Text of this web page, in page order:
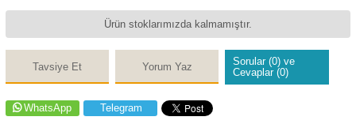
Ürün stoklarımızda kalmamıştır.
Tavsiye Et Yorum Yaz
Sorular (0) ve
Cevaplar (0)
WhatsApp Telegram